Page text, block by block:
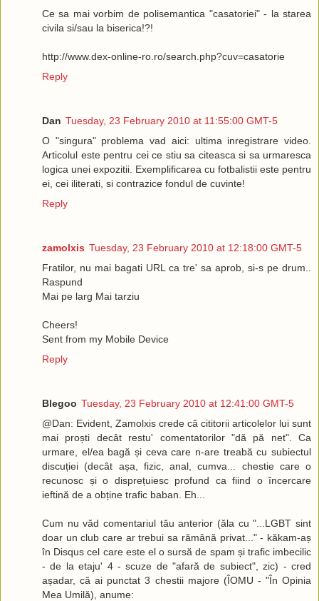
Ce sa mai vorbim de polisemantica "casatoriei" - la starea
civila si/sau la biserica!?!
http://www.dex-online-ro.ro/search.php?cuv=casatorie
Reply
Dan Tuesday, 23 February 2010 at 11:55:00 GMT-5
O "singura" problema vad aici: ultima inregistrare video.
Articolul este pentru cei ce stiu sa citeasca si sa urmaresca
logica unei expozitii. Exemplificarea cu fotbalistii este pentru
ei, cei iliterati, si contrazice fondul de cuvinte!
Reply
zamolxis Tuesday, 23 February 2010 at 12:18:00 GMT-5
Fratilor, nu mai bagati URL ca tre' sa aprob, si-s pe drum..
Raspund
Mai pe larg Mai tarziu
Cheers!
Sent from my Mobile Device
Reply
Blegoo Tuesday, 23 February 2010 at 12:41:00 GMT-5
@Dan: Evident, Zamolxis crede că cititorii articolelor lui sunt
mai proști decât restu' comentatorilor "dă pă net". Ca
urmare, el/ea bagă și ceva care n-are treabă cu subiectul
discuției (decât așa, fizic, anal, cumva... chestie care o
recunosc și o disprețuiesc profund ca fiind o încercare
ieftină de a obține trafic baban. Eh...
Cum nu văd comentariul tău anterior (ăla cu "...LGBT sint
doar un club care ar trebui sa rămână privat..." - kăkam-aș
în Disqus cel care este el o sursă de spam și trafic imbecilic
- de la etaju' 4 - scuze de "afară de subiect", zic) - cred
așadar, că ai punctat 3 chestii majore (ÎOMU - "În Opinia
Mea Umilă), anume: